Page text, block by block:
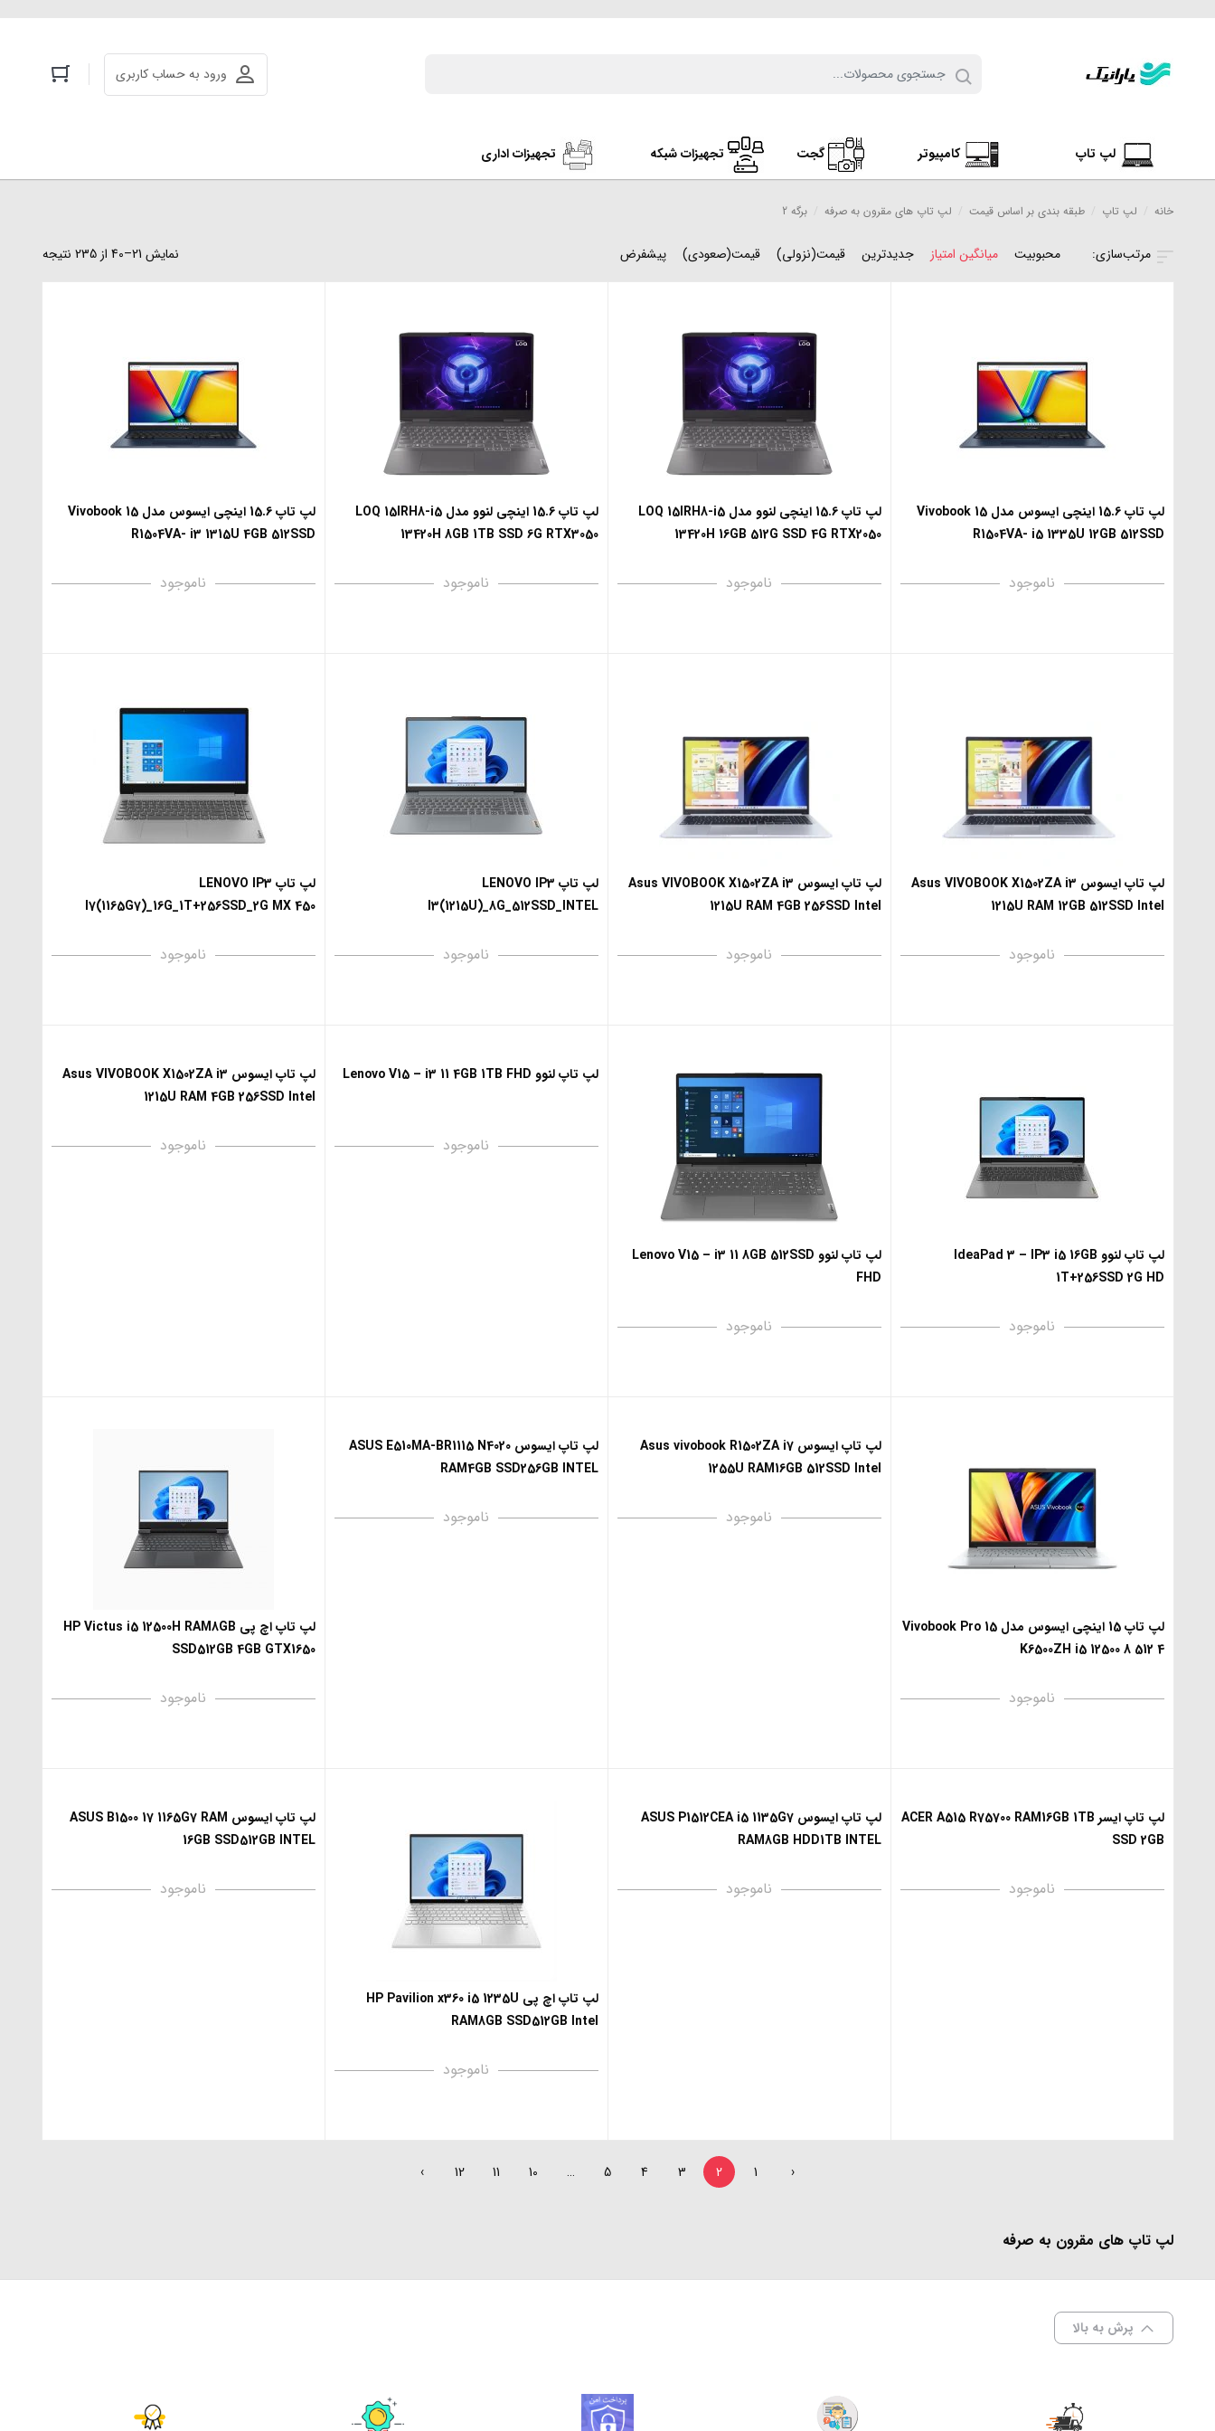
ورود به حساب کاربری
لپ تاپ کامپیوتر گجت تجهیزات شبکه تجهیزات اداری
خانه لپ تاپ طبقه بندی بر اساس قیمت لپ تاپ های مقرون به صرفه برگه 2
نمایش 21–40 از 235 نتیجه محبوبیت میانگین امتیاز جدیدترین قیمت(نزولی) قیمت(صعودی) پیشفرض
لپ تاپ 15.6 اینچی ایسوس مدل Vivobook 15
R1504VA- i5 1335U 12GB 512SSD
ناموجود
لپ تاپ 15.6 اینچی لنوو مدل LOQ 15IRH8-i5
13420H 16GB 512G SSD 4G RTX2050
ناموجود
لپ تاپ 15.6 اینچی لنوو مدل LOQ 15IRH8-i5
13420H 8GB 1TB SSD 6G RTX3050
ناموجود
لپ تاپ 15.6 اینچی ایسوس مدل Vivobook 15
R1504VA- i3 1315U 4GB 512SSD
ناموجود
لپ تاپ ایسوس Asus VIVOBOOK X1502ZA i3
1215U RAM 12GB 512SSD Intel
ناموجود
لپ تاپ ایسوس Asus VIVOBOOK X1502ZA i3
1215U RAM 4GB 256SSD Intel
ناموجود
لپ تاپ LENOVO IP3
I3(1215U)_8G_512SSD_INTEL
ناموجود
لپ تاپ LENOVO IP3
I7(1165G7)_16G_1T+256SSD_2G MX 450
ناموجود
لپ تاپ لنوو IdeaPad 3 – IP3 i5 16GB
1T+256SSD 2G HD
ناموجود
لپ تاپ لنوو Lenovo V15 – i3 11 8GB 512SSD
FHD
ناموجود
لپ تاپ لنوو Lenovo V15 – i3 11 4GB 1TB FHD
ناموجود
لپ تاپ ایسوس Asus VIVOBOOK X1502ZA i3
1215U RAM 4GB 256SSD Intel
ناموجود
لپ تاپ 15 اینچی ایسوس مدل Vivobook Pro 15
K6500ZH i5 12500 8 512 4
ناموجود
لپ تاپ ایسوس Asus vivobook R1502ZA i7
1255U RAM16GB 512SSD Intel
ناموجود
لپ تاپ ایسوس ASUS E510MA-BR1115 N4020
RAM4GB SSD256GB INTEL
ناموجود
لپ تاپ اچ پی HP Victus i5 12500H RAM8GB
SSD512GB 4GB GTX1650
ناموجود
لپ تاپ ایسر ACER A515 R75700 RAM16GB 1TB
SSD 2GB
ناموجود
لپ تاپ ایسوس ASUS P1512CEA i5 1135G7
RAM8GB HDD1TB INTEL
ناموجود
لپ تاپ اچ پی HP Pavilion x360 i5 1235U
RAM8GB SSD512GB Intel
ناموجود
لپ تاپ ایسوس ASUS B1500 17 1165G7 RAM
16GB SSD512GB INTEL
ناموجود
‹
1
2
3
4
5
…
10
11
12
›
لپ تاپ های مقرون به صرفه
پرش به بالا